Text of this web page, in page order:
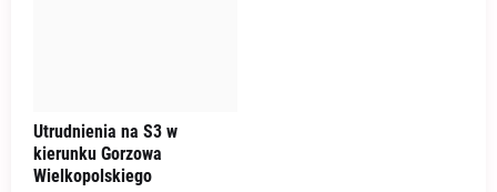
Utrudnienia na S3 w
kierunku Gorzowa
Wielkopolskiego